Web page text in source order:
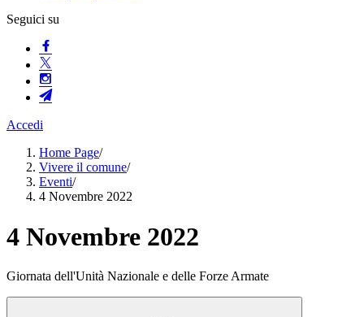
Seguici su
Accedi
Home Page/
Vivere il comune/
Eventi/
4 Novembre 2022
4 Novembre 2022
Giornata dell'Unità Nazionale e delle Forze Armate